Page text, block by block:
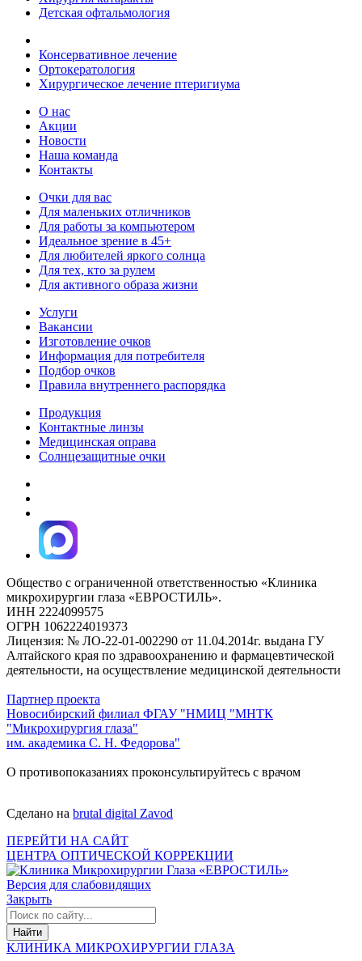
Детская офтальмология
Консервативное лечение
Ортокератология
Хирургическое лечение птеригиума
О нас
Акции
Новости
Наша команда
Контакты
Очки для вас
Для маленьких отличников
Для работы за компьютером
Идеальное зрение в 45+
Для любителей яркого солнца
Для тех, кто за рулем
Для активного образа жизни
Услуги
Вакансии
Изготовление очков
Информация для потребителя
Подбор очков
Правила внутреннего распорядка
Продукция
Контактные линзы
Медицинская оправа
Солнцезащитные очки
Общество с ограниченной ответственностью «Клиника
микрохирургии глаза «ЕВРОСТИЛЬ».
ИНН 2224099575
ОГРН 1062224019373
Лицензия: № ЛО-22-01-002290 от 11.04.2014г. выдана ГУ
Алтайского края по здравоохранению и фармацевтической
деятельности, на осуществление медицинской деятельности
Партнер проекта
Новосибирский филиал ФГАУ "НМИЦ "МНТК
"Микрохирургия глаза"
им. академика С. Н. Федорова"
О противопоказаниях проконсультируйтесь с врачом
Сделано на brutal digital Zavod
ПЕРЕЙТИ НА САЙТ
ЦЕНТРА ОПТИЧЕСКОЙ КОРРЕКЦИИ
Версия для слабовидящих
Закрыть
КЛИНИКА МИКРОХИРУРГИИ ГЛАЗА